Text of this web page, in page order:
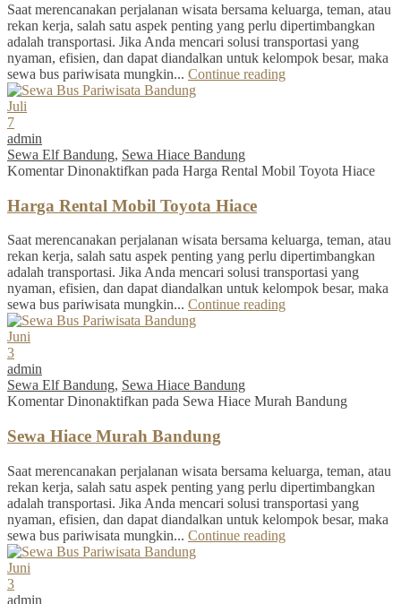
Saat merencanakan perjalanan wisata bersama keluarga, teman, atau
rekan kerja, salah satu aspek penting yang perlu dipertimbangkan
adalah transportasi. Jika Anda mencari solusi transportasi yang
nyaman, efisien, dan dapat diandalkan untuk kelompok besar, maka
sewa bus pariwisata mungkin... Continue reading
Juli
7
admin
Sewa Elf Bandung, Sewa Hiace Bandung
Komentar Dinonaktifkan pada Harga Rental Mobil Toyota Hiace
Harga Rental Mobil Toyota Hiace
Saat merencanakan perjalanan wisata bersama keluarga, teman, atau
rekan kerja, salah satu aspek penting yang perlu dipertimbangkan
adalah transportasi. Jika Anda mencari solusi transportasi yang
nyaman, efisien, dan dapat diandalkan untuk kelompok besar, maka
sewa bus pariwisata mungkin... Continue reading
Juni
3
admin
Sewa Elf Bandung, Sewa Hiace Bandung
Komentar Dinonaktifkan pada Sewa Hiace Murah Bandung
Sewa Hiace Murah Bandung
Saat merencanakan perjalanan wisata bersama keluarga, teman, atau
rekan kerja, salah satu aspek penting yang perlu dipertimbangkan
adalah transportasi. Jika Anda mencari solusi transportasi yang
nyaman, efisien, dan dapat diandalkan untuk kelompok besar, maka
sewa bus pariwisata mungkin... Continue reading
Juni
3
admin